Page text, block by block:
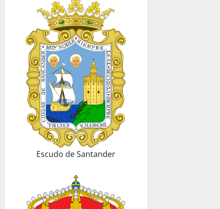
Escudo de Santander